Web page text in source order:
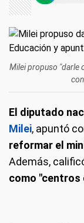
Milei propuso "darle
El diputado
Milei, apuntó
reformar el
Además,
como "centros